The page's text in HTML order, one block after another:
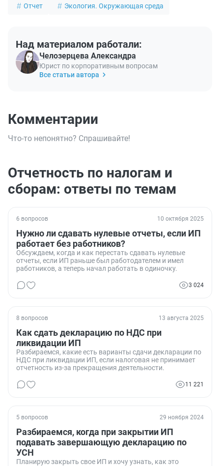
Отчет Экология. Окружающая среда
Над материалом работали:
Челозерцева Александра
Юрист по корпоративным вопросам
Все статьи автора
Комментарии
Что-то непонятно? Спрашивайте!
Отчетность по налогам и
сборам: ответы по темам
6 вопросов 10 октября 2025
Нужно ли сдавать нулевые отчеты, если ИП
работает без работников?
Обсуждаем, когда и как перестать сдавать нулевые
отчеты, если ИП раньше был работодателем и имел
работников, а теперь начал работать в одиночку.
3 024
8 вопросов 13 августа 2025
Как сдать декларацию по НДС при
ликвидации ИП
Разбираемся, какие есть варианты сдачи декларации по
НДС при ликвидации ИП, если налоговая не принимает
отчетность из-за прекращения деятельности.
11 221
5 вопросов 29 ноября 2024
Разбираемся, когда при закрытии ИП
подавать завершающую декларацию по
УСН
Планирую закрыть свое ИП и хочу узнать, как это